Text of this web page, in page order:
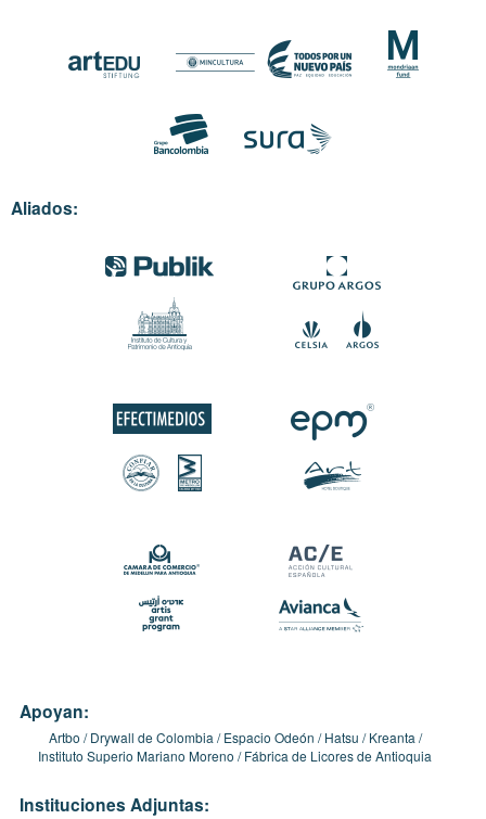
Aliados:
Apoyan:
Artbo Drywall de Colombia Espacio Odeón Hatsu
Kreanta
Instituto Superio Mariano Moreno
Fábrica de Licores de Antioquia
Instituciones Adjuntas: